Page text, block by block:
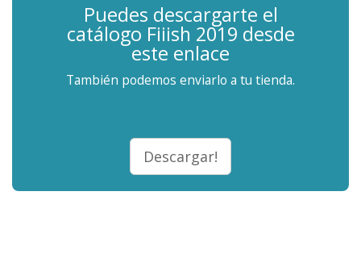
Puedes descargarte el
catálogo Fiiish 2019 desde
este enlace
También podemos enviarlo a tu tienda.
Descargar!